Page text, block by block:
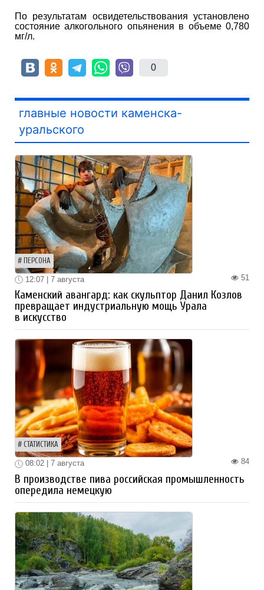
По результатам освидетельствования установлено
состояние алкогольного опьянения в объеме 0,780
мг/л.
0
главные новости каменска-
уральского
ПЕРСОНА
51
12:07 | 7 августа
Каменский авангард: как скульптор Данил Козлов
превращает индустриальную мощь Урала
в искусство
СТАТИСТИКА
84
08:02 | 7 августа
В производстве пива российская промышленность
опередила немецкую